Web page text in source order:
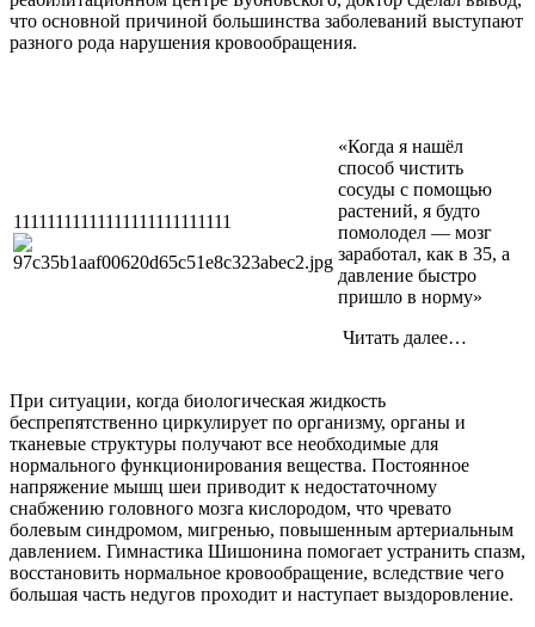
что основной причиной большинства заболеваний выступают
разного рода нарушения кровообращения.
11111111111111111111111111
«Когда я нашёл
способ чистить
сосуды с помощью
растений, я будто
помолодел — мозг
заработал, как в 35, а
давление быстро
пришло в норму»
­ Читать далее…
При ситуации, когда биологическая жидкость
беспрепятственно циркулирует по организму, органы и
тканевые структуры получают все необходимые для
нормального функционирования вещества. Постоянное
напряжение мышц шеи приводит к недостаточному
снабжению головного мозга кислородом, что чревато
болевым синдромом, мигренью, повышенным артериальным
давлением. Гимнастика Шишонина помогает устранить спазм,
восстановить нормальное кровообращение, вследствие чего
большая часть недугов проходит и наступает выздоровление.